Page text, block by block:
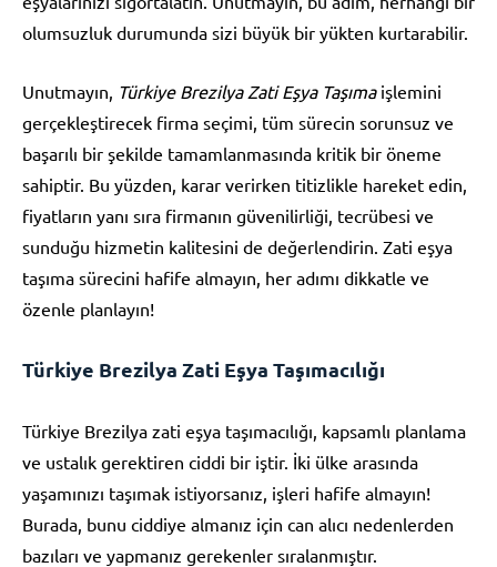
olumsuzluk durumunda sizi büyük bir yükten kurtarabilir.
Unutmayın, Türkiye Brezilya Zati Eşya Taşımaişlemini
gerçekleştirecek firma seçimi, tüm sürecin sorunsuz ve
başarılı bir şekilde tamamlanmasında kritik bir öneme
sahiptir. Bu yüzden, karar verirken titizlikle hareket edin,
fiyatların yanı sıra firmanın güvenilirliği, tecrübesi ve
sunduğu hizmetin kalitesini de değerlendirin. Zati eşya
taşıma sürecini hafife almayın, her adımı dikkatle ve
özenle planlayın!
Türkiye Brezilya Zati Eşya Taşımacılığı
Türkiye Brezilya zati eşya taşımacılığı, kapsamlı planlama
ve ustalık gerektiren ciddi bir iştir. İki ülke arasında
yaşamınızı taşımak istiyorsanız, işleri hafife almayın!
Burada, bunu ciddiye almanız için can alıcı nedenlerden
bazıları ve yapmanız gerekenler sıralanmıştır.